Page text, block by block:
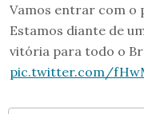
Vamos entrar com o
Estamos diante de
vitória para todo o
pic.twitter.com/